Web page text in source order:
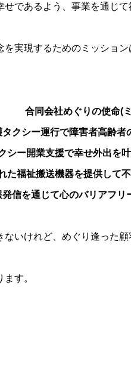
であるよう、事業を通じて
実現するためのミッション
合同会社めぐりの使命(
タクシー運行で障害者高齢者
シー開業支援で幸せ外出を
た福祉搬送機器を提供して
発信を通じて心のバリアフリ
いけれど、めぐり逢った
す。